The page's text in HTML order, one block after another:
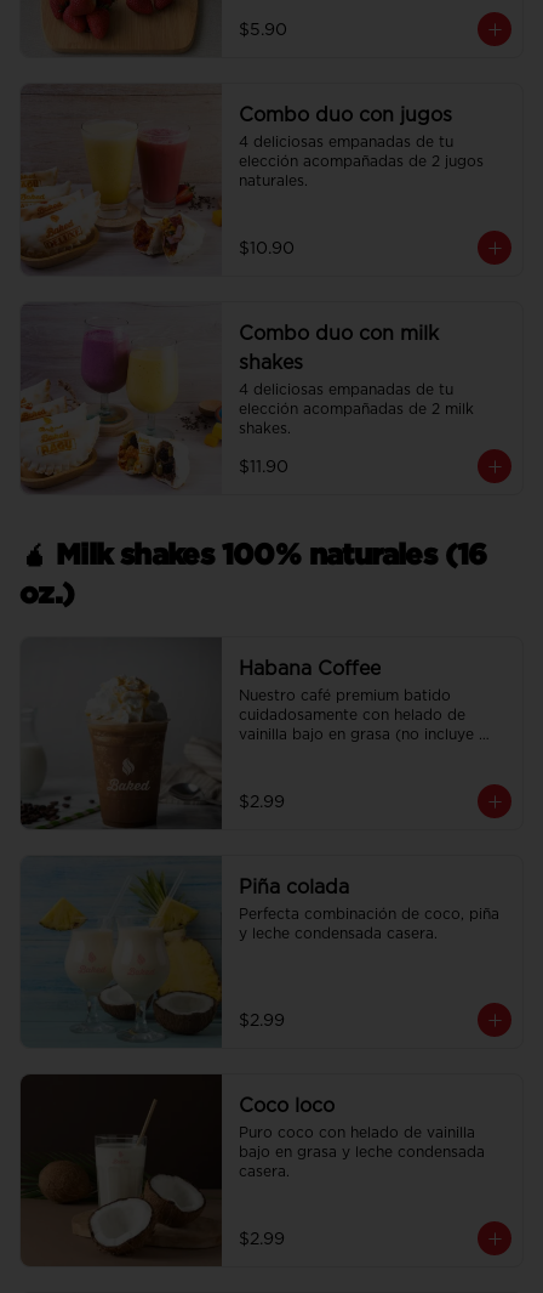
$5.90
Combo duo con jugos
4 deliciosas empanadas de tu
elección acompañadas de 2 jugos
naturales.
$10.90
Combo duo con milk
shakes
4 deliciosas empanadas de tu
elección acompañadas de 2 milk
shakes.
$11.90
🧉 Milk shakes 100% naturales (16
oz.)
Habana Coffee
Nuestro café premium batido
cuidadosamente con helado de
vainilla bajo en grasa (no incluye
$2.99
Piña colada
Perfecta combinación de coco, piña
y leche condensada casera.
$2.99
Coco loco
Puro coco con helado de vainilla
bajo en grasa y leche condensada
casera.
$2.99